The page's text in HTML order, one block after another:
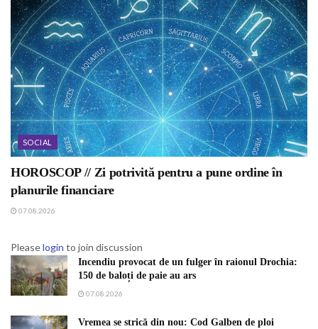
SOCIAL
HOROSCOP // Zi potrivită pentru a pune ordine în
planurile financiare
07.08.2026
Pleaselogin to join discussion
Incendiu provocat de un fulger în raionul Drochia:
150 de baloți de paie au ars
07.08.2026
Vremea se strică din nou: Cod Galben de ploi